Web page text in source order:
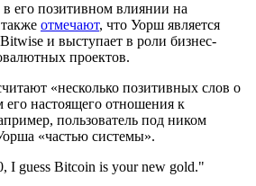
в его позитивном влиянии на
отмечают, что Уорш является
и выступает в роли бизнес-
проектов.
«несколько позитивных слов о
его настоящего отношения к
пользователь под ником
«частью системы».
I guess Bitcoin is your new gold."